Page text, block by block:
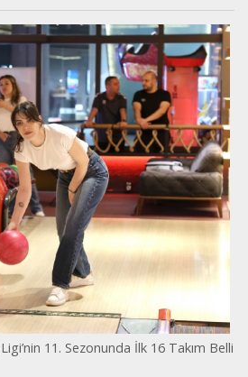
11. Sezonunda İlk 16 Takım Belli